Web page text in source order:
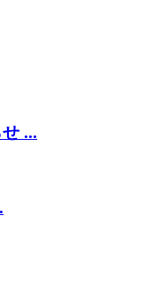
...